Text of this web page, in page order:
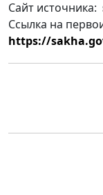
Сайт источника:
Ссылка на
https://